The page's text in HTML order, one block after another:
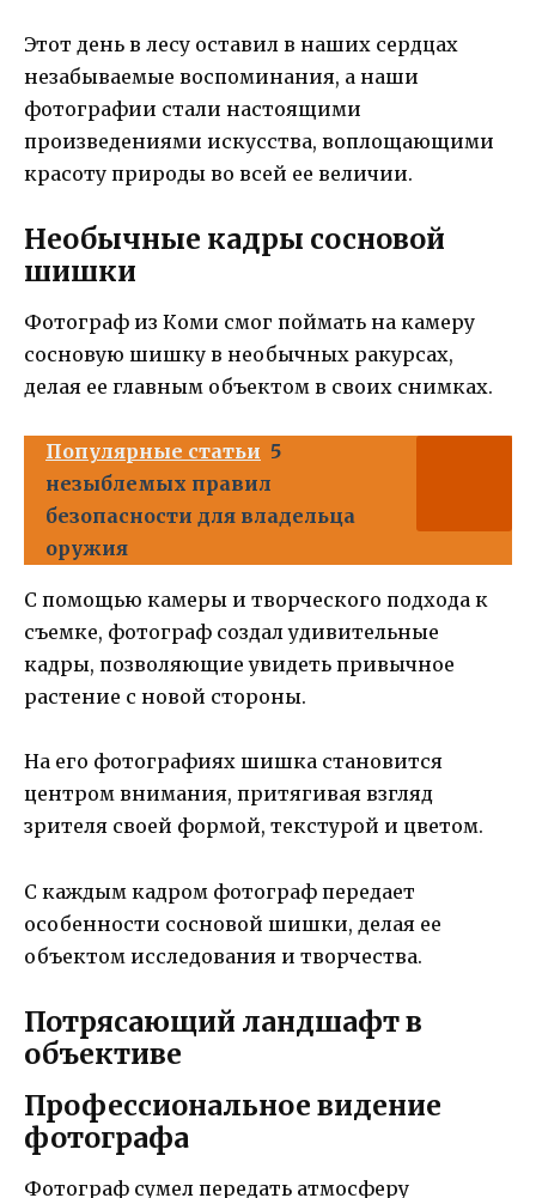
Этот день в лесу оставил в наших сердцах
незабываемые воспоминания, а наши
фотографии стали настоящими
произведениями искусства, воплощающими
красоту природы во всей ее величии.
Необычные кадры сосновой
шишки
Фотограф из Коми смог поймать на камеру
сосновую шишку в необычных ракурсах,
делая ее главным объектом в своих снимках.
Популярные статьи 5
незыблемых правил
безопасности для владельца
оружия
С помощью камеры и творческого подхода к
съемке, фотограф создал удивительные
кадры, позволяющие увидеть привычное
растение с новой стороны.
На его фотографиях шишка становится
центром внимания, притягивая взгляд
зрителя своей формой, текстурой и цветом.
С каждым кадром фотограф передает
особенности сосновой шишки, делая ее
объектом исследования и творчества.
Потрясающий ландшафт в
объективе
Профессиональное видение
фотографа
Фотограф сумел передать атмосферу